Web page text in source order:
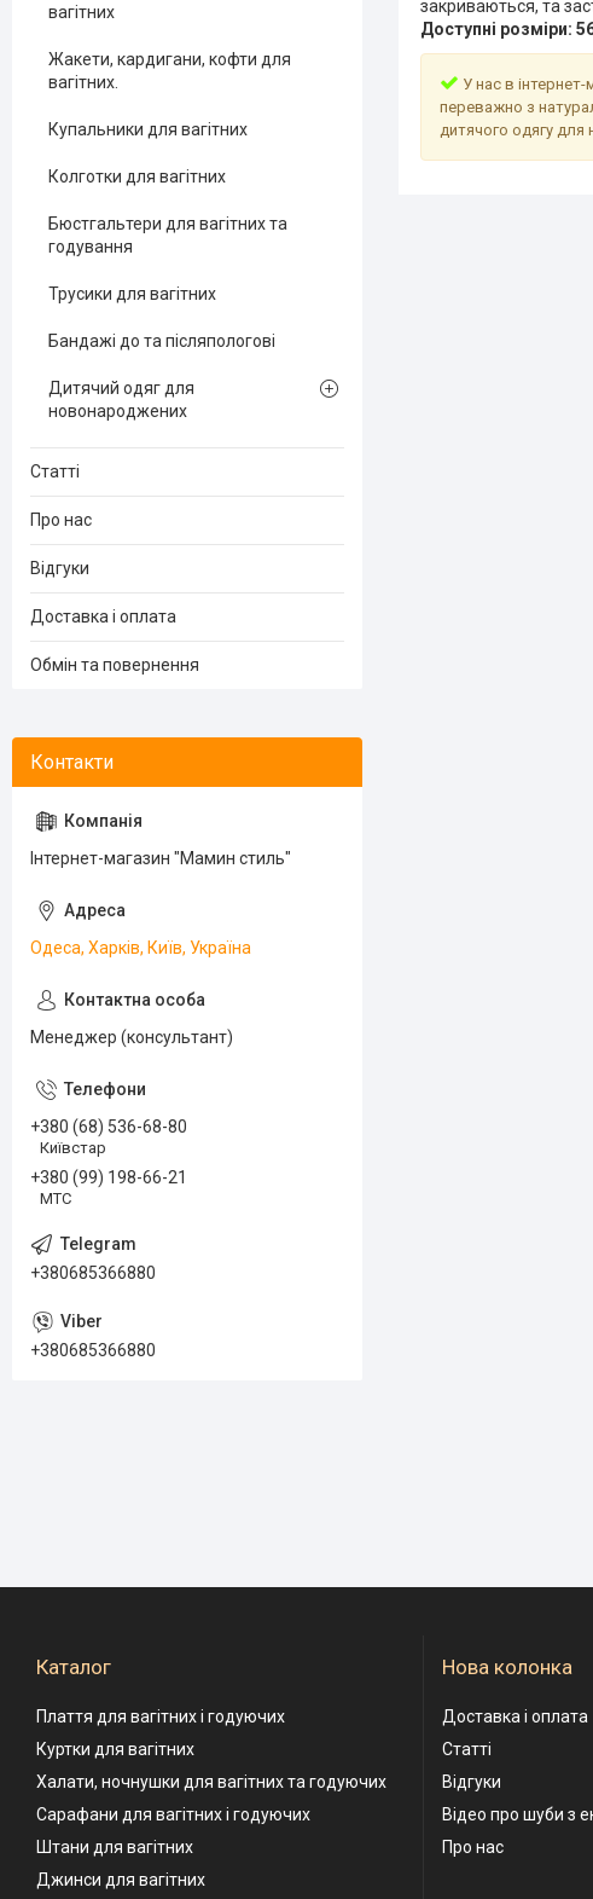
закриваються, та
Доступні розміри:
У нас в інтернет-
переважно з
дитячого одягу для
вагітних
Жакети, кардигани, кофти для
вагітних.
Купальники для вагітних
Колготки для вагітних
Бюстгальтери для вагітних та
годування
Трусики для вагітних
Бандажі до та післяпологові
Дитячий одяг для
новонароджених
Статті
Про нас
Відгуки
Доставка і оплата
Обмін та повернення
Інтернет-магазин "Мамин стиль"
Одеса, Харків, Київ, Україна
Менеджер (консультант)
+380 (68) 536-68-80
Київстар
+380 (99) 198-66-21
МТС
+380685366880
+380685366880
Каталог
Плаття для вагітних і годуючих
Куртки для вагітних
Халати, ночнушки для вагітних та годуючих
Сарафани для вагітних і годуючих
Штани для вагітних
Джинси для вагітних
Нова колонка
Доставка і оплата
Статті
Відгуки
Відео про шуби з
Про нас